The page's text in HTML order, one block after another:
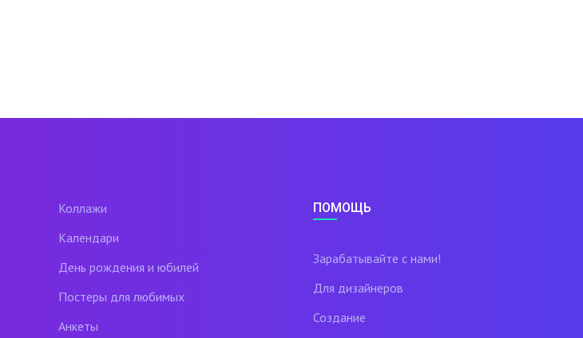
Коллажи
Календари
День рождения и юбилей
Постеры для любимых
Анкеты
ПОМОЩЬ
Зарабатывайте с нами!
Для дизайнеров
Создание